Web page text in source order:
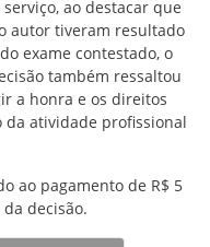
ao destacar que
autor tiveram resultado
exame contestado, o
também ressaltou
a honra e os direitos
atividade profissional
ao pagamento de R$ 5
decisão.